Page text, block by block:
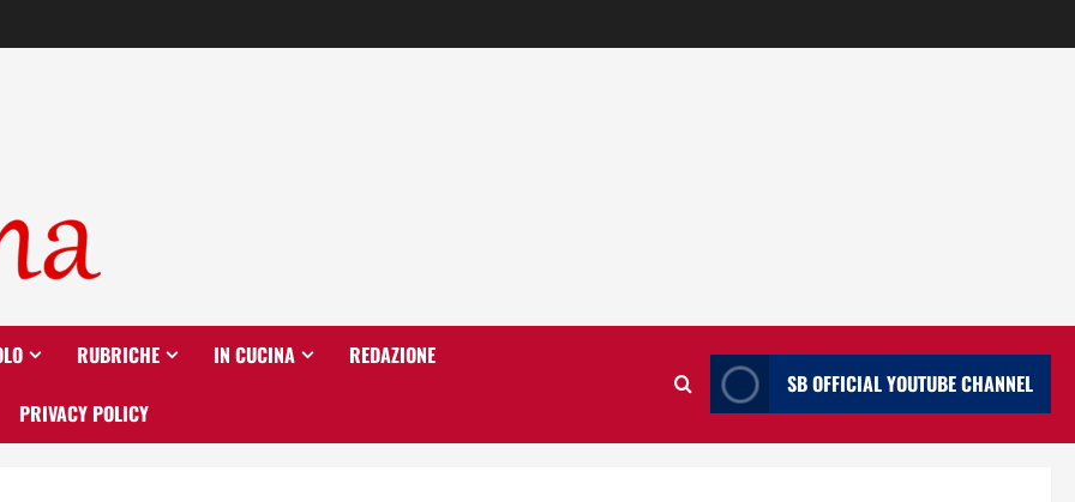
RUBRICHE IN CUCINA REDAZIONE
PRIVACY POLICY
SB OFFICIAL YOUTUBE CHANNEL